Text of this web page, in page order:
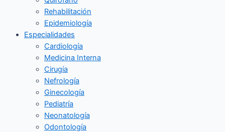
Rehabilitación
Epidemiología
Especialidades
Cardiología
Medicina Interna
Cirugía
Nefrología
Ginecología
Pediatría
Neonatología
Odontología